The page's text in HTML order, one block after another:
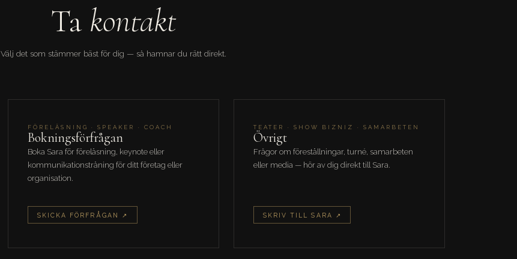
Ta kontakt
Välj det som stämmer bäst för dig — så hamnar du rätt direkt.
FÖRELÄSNING · SPEAKER · COACH
Bokningsförfrågan
Boka Sara för föreläsning, keynote eller
kommunikationsträning för ditt företag eller
organisation.
SKICKA FÖRFRÅGAN ↗
TEATER · SHOW BIZNIZ · SAMARBETEN
Övrigt
Frågor om föreställningar, turné, samarbeten
eller media — hör av dig direkt till Sara.
SKRIV TILL SARA ↗